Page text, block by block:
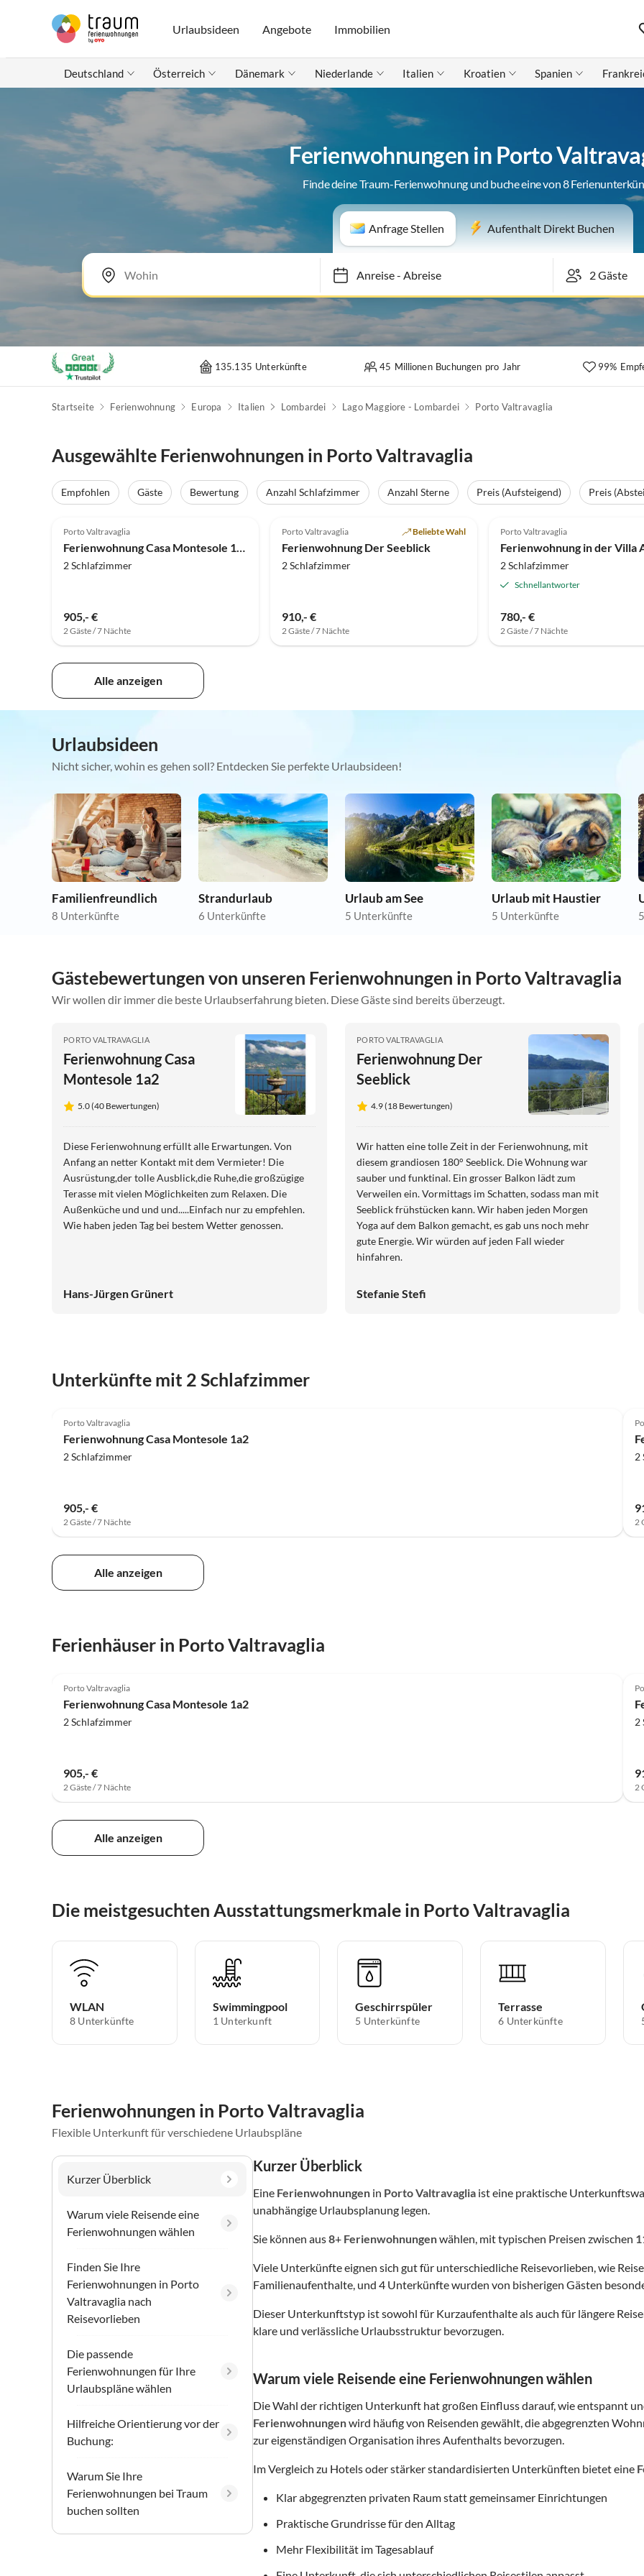
Urlaubsideen Angebote Immobilien
Deutschland Österreich Dänemark Niederlande Italien Kroatien Spanien
Ferienwohnungen in Porto
Finde deine Traum-Ferienwohnung und buche eine von 8
Anfrage Stellen Aufenthalt Direkt Buchen
Anreise-Abreise
135.135 Unterkünfte 45 Millionen Buchungen pro Jahr 99%
Startseite Ferienwohnung Europa Italien Lombardei Lago Maggiore - Lombardei Porto Valtravaglia
Ausgewählte Ferienwohnungen in Porto Valtravaglia
Empfohlen Gäste Bewertung Anzahl Schlafzimmer Anzahl Sterne Preis (Aufsteigend)
Preis
Porto Valtravaglia
Ferienwohnung Casa Montesole 1a2
2 Schlafzimmer
905,- €
2 Gäste / 7 Nächte
Porto Valtravaglia Beliebte Wahl
Ferienwohnung Der Seeblick
2 Schlafzimmer
910,- €
2 Gäste / 7 Nächte
Porto Valtravaglia
2 Schlafzimmer
Schnellantworter
780,- €
2 Gäste / 7 Nächte
Alle anzeigen
Urlaubsideen
Nicht sicher, wohin es gehen soll? Entdecken Sie perfekte Urlaubsideen!
Familienfreundlich
8 Unterkünfte
Strandurlaub
6 Unterkünfte
Urlaub am See
5 Unterkünfte
Urlaub mit Haustier
5 Unterkünfte
Gästebewertungen von unseren Ferienwohnungen in Porto Valtravaglia
Wir wollen dir immer die beste Urlaubserfahrung bieten. Diese Gäste sind bereits überzeugt.
PORTO VALTRAVAGLIA
Ferienwohnung Casa
Montesole 1a2
5.0 (40 Bewertungen)
Diese Ferienwohnung erfüllt alle Erwartungen. Von
Anfang an netter Kontakt mit dem Vermieter! Die
Ausrüstung,der tolle Ausblick,die Ruhe,die großzügige
Terasse mit vielen Möglichkeiten zum Relaxen. Die
Außenküche und und und.....Einfach nur zu empfehlen.
Wie haben jeden Tag bei bestem Wetter genossen.
Hans-Jürgen Grünert
PORTO VALTRAVAGLIA
Ferienwohnung Der
Seeblick
4.9 (18 Bewertungen)
Wir hatten eine tolle Zeit in der Ferienwohnung, mit
diesem grandiosen 180° Seeblick. Die Wohnung war
sauber und funktinal. Ein grosser Balkon lädt zum
Verweilen ein. Vormittags im Schatten, sodass man mit
Seeblick frühstücken kann. Wir haben jeden Morgen
Yoga auf dem Balkon gemacht, es gab uns noch mehr
gute Energie. Wir würden auf jeden Fall wieder
hinfahren.
Stefanie Stefi
Unterkünfte mit 2 Schlafzimmer
Porto Valtravaglia
Ferienwohnung Casa Montesole 1a2
2 Schlafzimmer
905,- €
2 Gäste / 7 Nächte
2
2
Alle anzeigen
Ferienhäuser in Porto Valtravaglia
Porto Valtravaglia
Ferienwohnung Casa Montesole 1a2
2 Schlafzimmer
905,- €
2 Gäste / 7 Nächte
2
2
Alle anzeigen
Die meistgesuchten Ausstattungsmerkmale in Porto Valtravaglia
WLAN
8 Unterkünfte
Swimmingpool
1 Unterkunft
Geschirrspüler
5 Unterkünfte
Terrasse
6 Unterkünfte
Ferienwohnungen in Porto Valtravaglia
Flexible Unterkunft für verschiedene Urlaubspläne
Kurzer Überblick
Warum viele Reisende eine
Ferienwohnungen wählen
Finden Sie Ihre
Ferienwohnungen in Porto
Valtravaglia nach
Reisevorlieben
Die passende
Ferienwohnungen für Ihre
Urlaubspläne wählen
Hilfreiche Orientierung vor der
Buchung:
Warum Sie Ihre
Ferienwohnungen bei Traum
buchen sollten
Kurzer Überblick
Eine Ferienwohnungen in Porto Valtravaglia ist eine praktische
unabhängige Urlaubsplanung legen.
Sie können aus8+ Ferienwohnungenwählen, mit typischen Preisen zwischen
Viele Unterkünfte eignen sich gut für unterschiedliche Reisevorlieben, wie
Familienaufenthalte, und 4 Unterkünfte wurden von bisherigen Gästen
Dieser Unterkunftstyp ist sowohl für Kurzaufenthalte als auch für längere
klare und verlässliche Urlaubsstruktur bevorzugen.
Warum viele Reisende eine Ferienwohnungen wählen
Die Wahl der richtigen Unterkunft hat großen Einfluss darauf, wie entspannt
Ferienwohnungenwird häufig von Reisenden gewählt, die abgegrenzten
zur eigenständigen Organisation ihres Aufenthalts bevorzugen.
Im Vergleich zu Hotels oder stärker standardisierten Unterkünften bietet eine
Klar abgegrenzten privaten Raum statt gemeinsamer Einrichtungen
Praktische Grundrisse für den Alltag
Mehr Flexibilität im Tagesablauf